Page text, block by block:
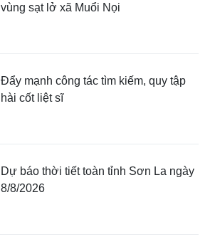
vùng sạt lở xã Muổi Nọi
Đẩy mạnh công tác tìm kiếm, quy tập
hài cốt liệt sĩ
Dự báo thời tiết toàn tỉnh Sơn La ngày
8/8/2026